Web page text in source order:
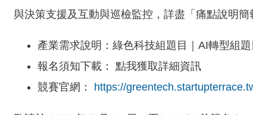
與決策支援及互動與巡檢監控，詳盡「痛點說明
產業需求說明：綠色科技組題目｜AI轉型組
報名須知下載： 點我獲取詳細資訊
競賽官網： https://